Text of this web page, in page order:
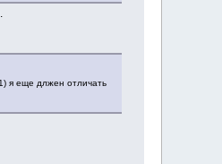
я еще длжен отличать